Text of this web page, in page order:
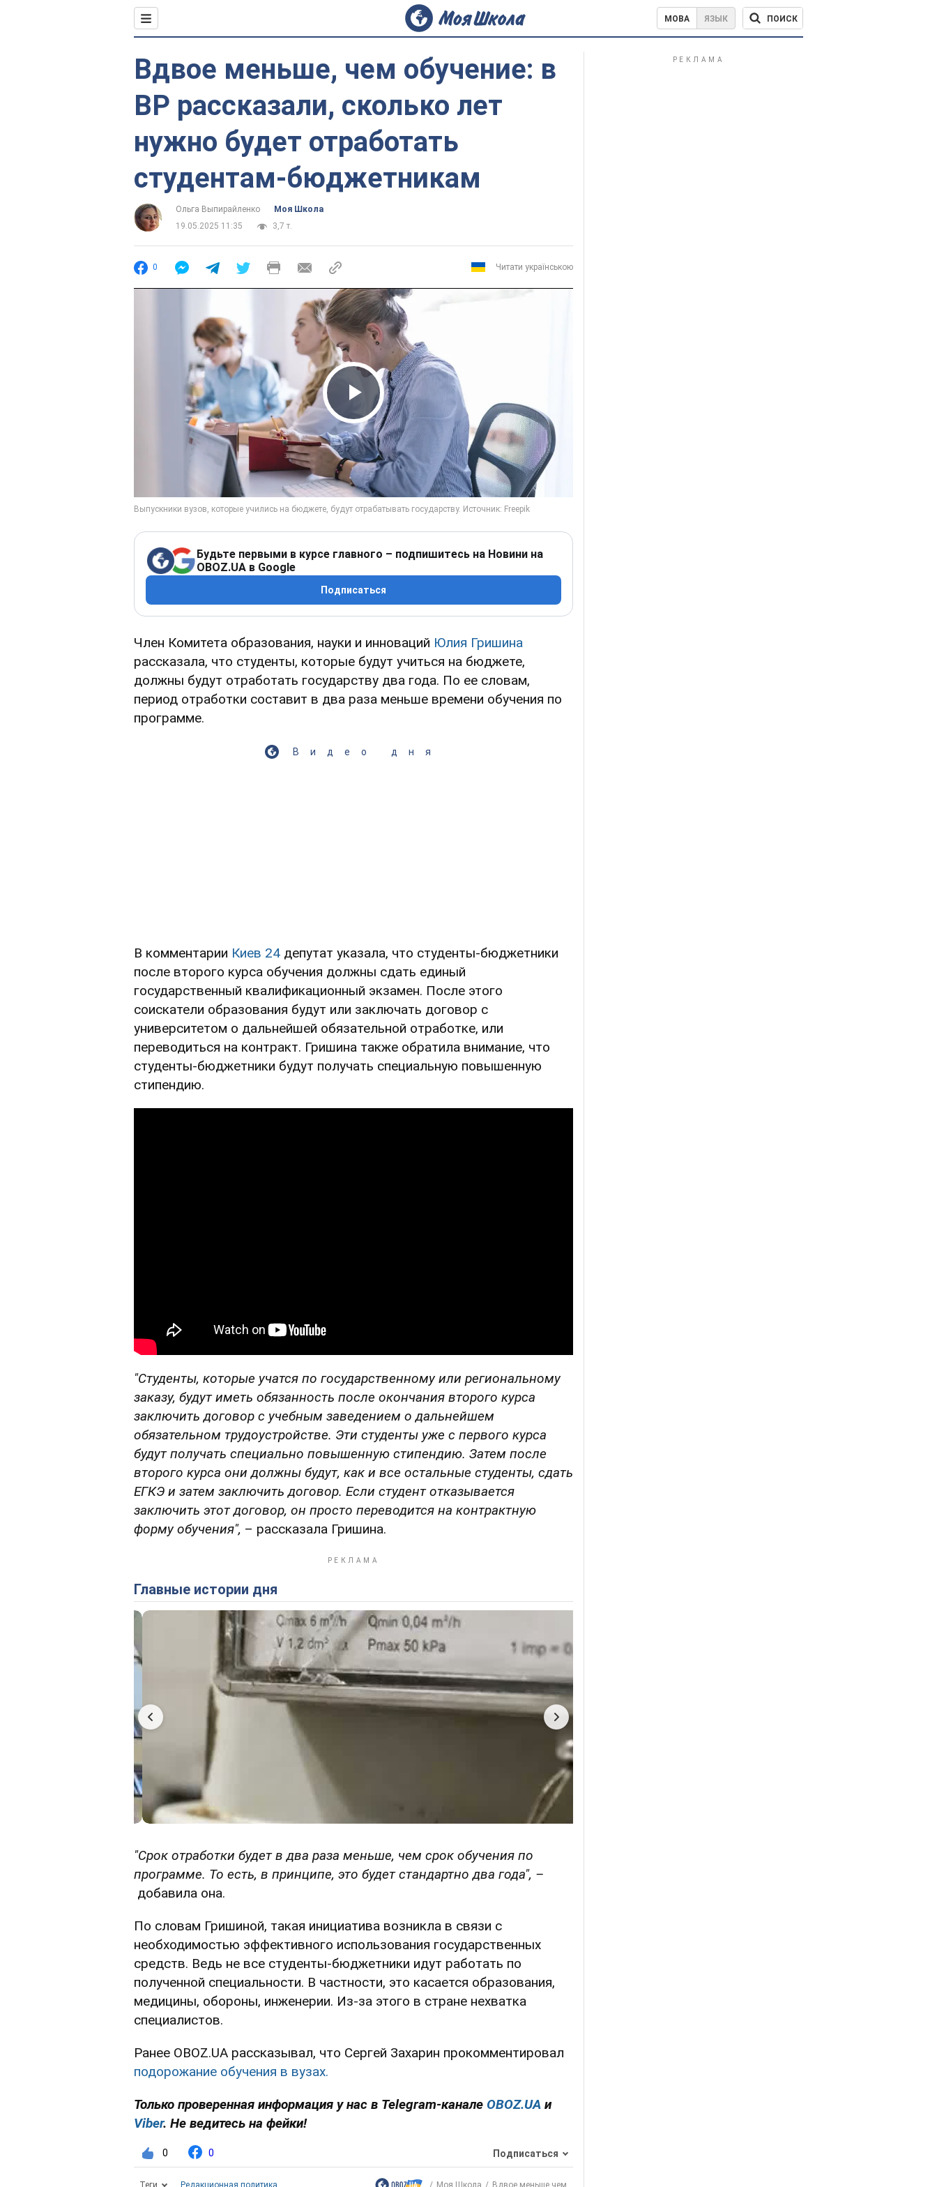
МОВА ЯЗЫК ПОИСК
Вдвое меньше, чем обучение: в
ВР рассказали, сколько лет
нужно будет отработать
студентам-бюджетникам
Ольга Выпирайленко
Моя Школа
19.05.2025 11:35
3,7 т.
0 Читати українською
Play Video
Будьте первыми в курсе главного – подпишитесь на Новини на
OBOZ.UA в Google
Подписаться
Член Комитета образования, науки и инноваций Юлия Гришина
рассказала, что студенты, которые будут учиться на бюджете,
должны будут отработать государству два года. По ее словам,
период отработки составит в два раза меньше времени обучения по
программе.
Видео дня
В комментарии Киев 24 депутат указала, что студенты-бюджетники
после второго курса обучения должны сдать единый
государственный квалификационный экзамен. После этого
соискатели образования будут или заключать договор с
университетом о дальнейшей обязательной отработке, или
переводиться на контракт. Гришина также обратила внимание, что
студенты-бюджетники будут получать специальную повышенную
стипендию.
"Студенты, которые учатся по государственному или региональному
заказу, будут иметь обязанность после окончания второго курса
заключить договор с учебным заведением о дальнейшем
обязательном трудоустройстве. Эти студенты уже с первого курса
будут получать специально повышенную стипендию. Затем после
второго курса они должны будут, как и все остальные студенты, сдать
ЕГКЭ и затем заключить договор. Если студент отказывается
заключить этот договор, он просто переводится на контрактную
форму обучения", – рассказала Гришина.
Главные истории дня
"Срок отработки будет в два раза меньше, чем срок обучения по
программе. То есть, в принципе, это будет стандартно два года", –
добавила она.
По словам Гришиной, такая инициатива возникла в связи с
необходимостью эффективного использования государственных
средств. Ведь не все студенты-бюджетники идут работать по
полученной специальности. В частности, это касается образования,
медицины, обороны, инженерии. Из-за этого в стране нехватка
специалистов.
Ранее OBOZ.UA рассказывал, что Сергей Захарин прокомментировал
подорожание обучения в вузах.
Только проверенная информация у нас в Telegram-канале OBOZ.UA и
Viber. Не ведитесь на фейки!
0 0 Подписаться